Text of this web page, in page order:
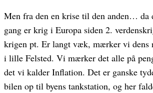
Men fra den en krise til den anden… da
gang er krig i Europa siden 2.
krigen pt. Er langt væk, mærker vi dens
i lille Felsted. Vi mærker det alle på
det vi kalder Inflation. Det er ganske
bilen op til byens tankstation, og her